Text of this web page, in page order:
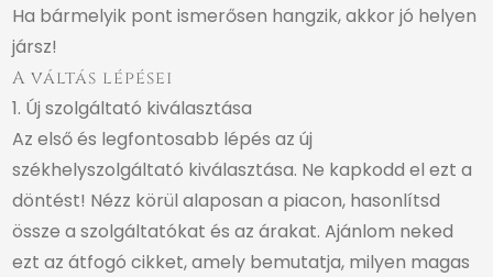
Ha bármelyik pont ismerősen hangzik, akkor jó helyen
jársz!
A váltás lépései
1. Új szolgáltató kiválasztása
Az első és legfontosabb lépés az új
székhelyszolgáltató kiválasztása. Ne kapkodd el ezt a
döntést! Nézz körül alaposan a piacon, hasonlítsd
össze a szolgáltatókat és az árakat. Ajánlom neked
ezt az átfogó cikket, amely bemutatja, milyen magas